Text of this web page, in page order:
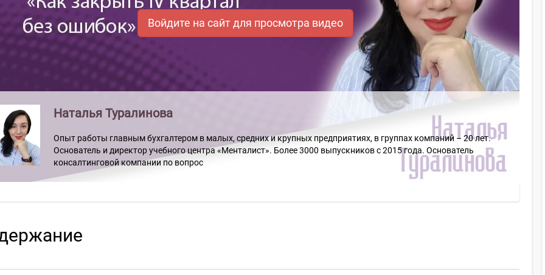
Войдите на сайт для просмотра видео
Наталья Туралинова
Опыт работы главным бухгалтером в малых, средних и крупных предприятиях, в группах компаний – 20 лет.
Основатель и директор учебного центра «Менталист». Более 3000 выпускников с 2015 года. Основатель
консалтинговой компании по вопрос